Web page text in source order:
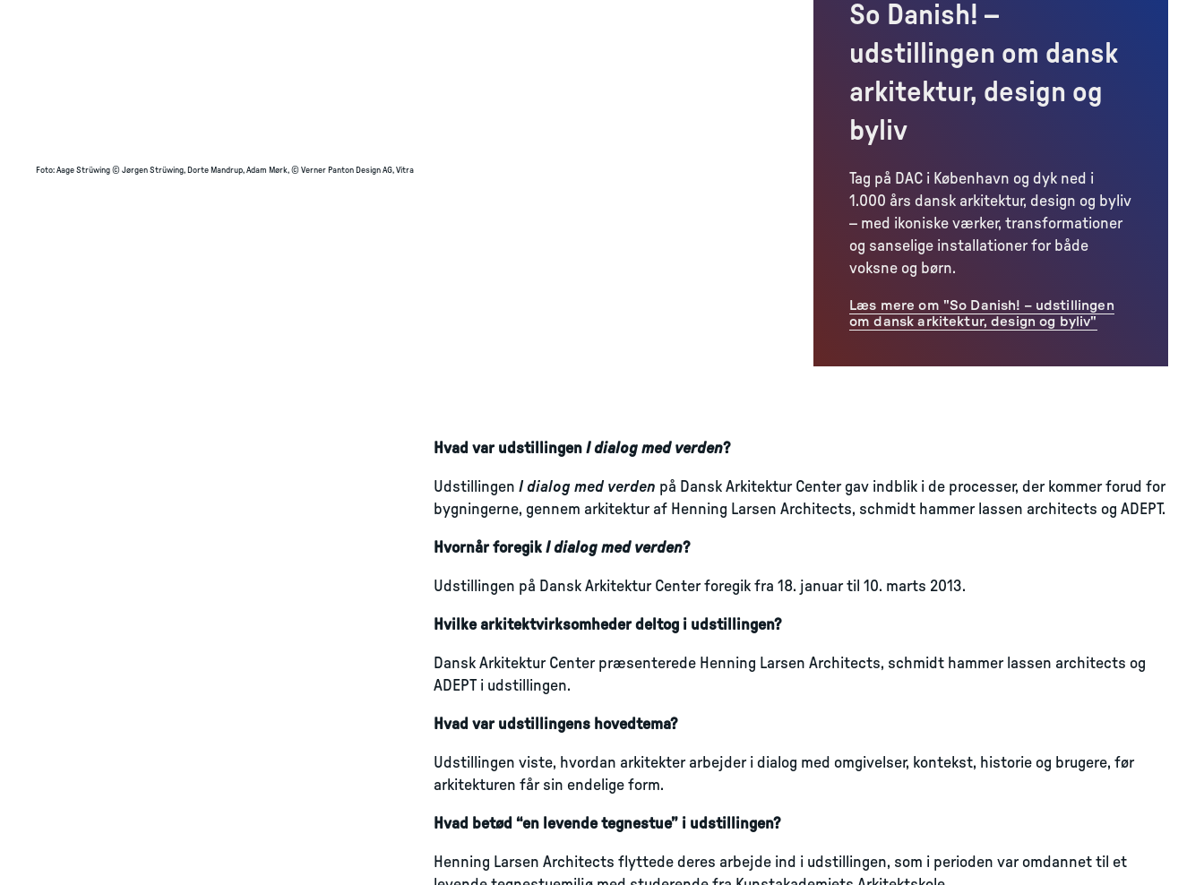
Foto: Aage Strüwing © Jørgen Strüwing, Dorte Mandrup, Adam Mørk, © Verner Panton Design AG, Vitra
So Danish! –
udstillingen om dansk
arkitektur, design og
byliv
Tag på DAC i København og dyk ned i
1.000 års dansk arkitektur, design og byliv
– med ikoniske værker, transformationer
og sanselige installationer for både
voksne og børn.
Læs mere om "So Danish! – udstillingen
om dansk arkitektur, design og byliv"
Hvad var udstillingen I dialog med verden?
Udstillingen I dialog med verden på Dansk Arkitektur Center gav indblik i de processer, der kommer forud for
bygningerne, gennem arkitektur af Henning Larsen Architects, schmidt hammer lassen architects og ADEPT.
Hvornår foregik I dialog med verden?
Udstillingen på Dansk Arkitektur Center foregik fra 18. januar til 10. marts 2013.
Hvilke arkitektvirksomheder deltog i udstillingen?
Dansk Arkitektur Center præsenterede Henning Larsen Architects, schmidt hammer lassen architects og
ADEPT i udstillingen.
Hvad var udstillingens hovedtema?
Udstillingen viste, hvordan arkitekter arbejder i dialog med omgivelser, kontekst, historie og brugere, før
arkitekturen får sin endelige form.
Hvad betød “en levende tegnestue” i udstillingen?
Henning Larsen Architects flyttede deres arbejde ind i udstillingen, som i perioden var omdannet til et